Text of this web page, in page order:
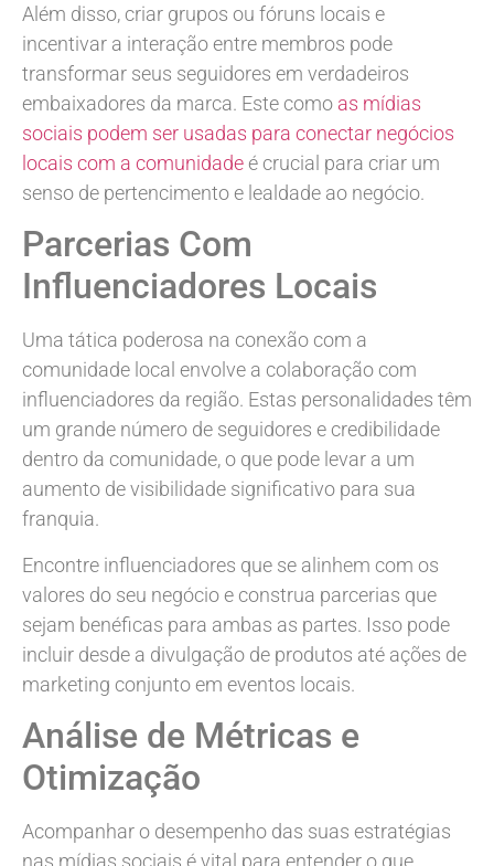
Além disso, criar grupos ou fóruns locais e
incentivar a interação entre membros pode
transformar seus seguidores em verdadeiros
embaixadores da marca. Este como as mídias
sociais podem ser usadas para conectar negócios
locais com a comunidadeé crucial para criar um
senso de pertencimento e lealdade ao negócio.
Parcerias Com
Influenciadores Locais
Uma tática poderosa na conexão com a
comunidade local envolve a colaboração com
influenciadores da região. Estas personalidades têm
um grande número de seguidores e credibilidade
dentro da comunidade, o que pode levar a um
aumento de visibilidade significativo para sua
franquia.
Encontre influenciadores que se alinhem com os
valores do seu negócio e construa parcerias que
sejam benéficas para ambas as partes. Isso pode
incluir desde a divulgação de produtos até ações de
marketing conjunto em eventos locais.
Análise de Métricas e
Otimização
Acompanhar o desempenho das suas estratégias
nas mídias sociais é vital para entender o que